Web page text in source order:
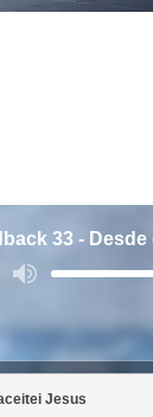
33 -
Pomocou
šípok
alebo
hlasitosť.
Jesus